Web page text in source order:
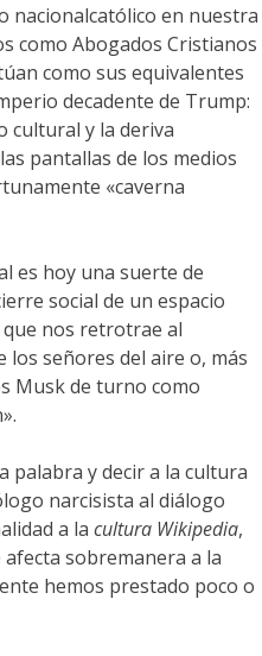
nacionalcatólico en nuestra
como Abogados Cristianos
como sus equivalentes
decadente de Trump:
cultural y la deriva
pantallas de los medios
«caverna
es hoy una suerte de
social de un espacio
nos retrotrae al
los señores del aire o, más
Musk de turno como
palabra y decir a la cultura
narcisista al diálogo
a la cultura Wikipedia,
sobremanera a la
hemos prestado poco o